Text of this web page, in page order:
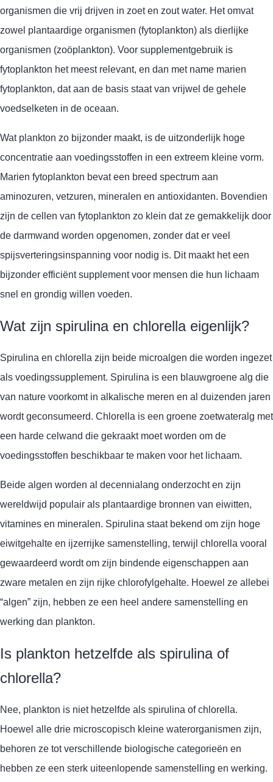
organismen die vrij drijven in zoet en zout water. Het omvat
zowel plantaardige organismen (fytoplankton) als dierlijke
organismen (zoöplankton). Voor supplementgebruik is
fytoplankton het meest relevant, en dan met name marien
fytoplankton, dat aan de basis staat van vrijwel de gehele
voedselketen in de oceaan.
Wat plankton zo bijzonder maakt, is de uitzonderlijk hoge
concentratie aan voedingsstoffen in een extreem kleine vorm.
Marien fytoplankton bevat een breed spectrum aan
aminozuren, vetzuren, mineralen en antioxidanten. Bovendien
zijn de cellen van fytoplankton zo klein dat ze gemakkelijk door
de darmwand worden opgenomen, zonder dat er veel
spijsverteringsinspanning voor nodig is. Dit maakt het een
bijzonder efficiënt supplement voor mensen die hun lichaam
snel en grondig willen voeden.
Wat zijn spirulina en chlorella eigenlijk?
Spirulina en chlorella zijn beide microalgen die worden ingezet
als voedingssupplement. Spirulina is een blauwgroene alg die
van nature voorkomt in alkalische meren en al duizenden jaren
wordt geconsumeerd. Chlorella is een groene zoetwateralg met
een harde celwand die gekraakt moet worden om de
voedingsstoffen beschikbaar te maken voor het lichaam.
Beide algen worden al decennialang onderzocht en zijn
wereldwijd populair als plantaardige bronnen van eiwitten,
vitamines en mineralen. Spirulina staat bekend om zijn hoge
eiwitgehalte en ijzerrijke samenstelling, terwijl chlorella vooral
gewaardeerd wordt om zijn bindende eigenschappen aan
zware metalen en zijn rijke chlorofylgehalte. Hoewel ze allebei
“algen” zijn, hebben ze een heel andere samenstelling en
werking dan plankton.
Is plankton hetzelfde als spirulina of
chlorella?
Nee, plankton is niet hetzelfde als spirulina of chlorella.
Hoewel alle drie microscopisch kleine waterorganismen zijn,
behoren ze tot verschillende biologische categorieën en
hebben ze een sterk uiteenlopende samenstelling en werking.